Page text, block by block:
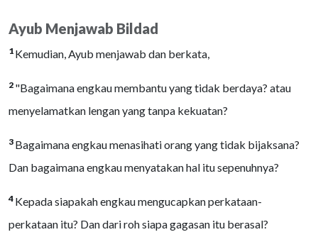
Ayub Menjawab Bildad
1 Kemudian, Ayub menjawab dan berkata,
2 "Bagaimana engkau membantu yang tidak berdaya? atau
menyelamatkan lengan yang tanpa kekuatan?
3 Bagaimana engkau menasihati orang yang tidak bijaksana?
Dan bagaimana engkau menyatakan hal itu sepenuhnya?
4 Kepada siapakah engkau mengucapkan perkataan-
perkataan itu? Dan dari roh siapa gagasan itu berasal?